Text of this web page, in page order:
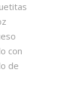
con
de